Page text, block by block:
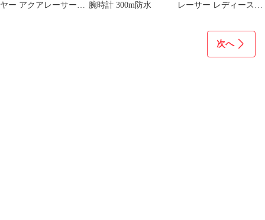
ヤー アクアレーサー
腕時計 300m防水
レーサー レディース時
セラミック レディース
次へ